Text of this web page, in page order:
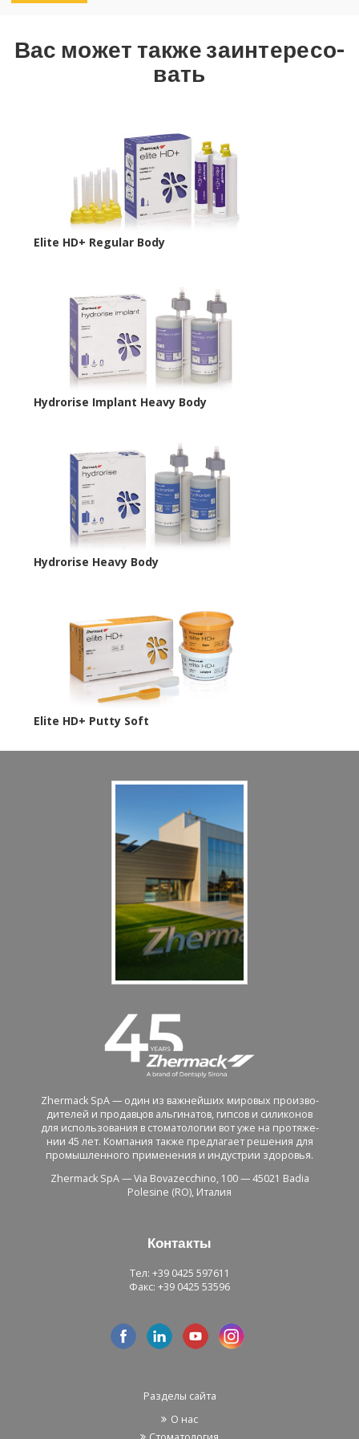
Вас может также за­ин­те­ре­со­
вать
Elite HD+ Regular Body
Hydrorise Implant Heavy Body
Hydrorise Heavy Body
Elite HD+ Putty Soft
Zhermack SpA — один из важ­ней­ших ми­ро­вых про­из­во­
ди­те­лей и про­дав­цов аль­ги­на­тов, гип­сов и си­ли­ко­нов
для ис­поль­зо­ва­ния в сто­ма­то­ло­гии вот уже на про­тя­же­
нии 45 лет. Ком­па­ния также пред­ла­га­ет ре­ше­ния для
про­мыш­лен­но­го при­ме­не­ния и ин­ду­стрии здо­ро­вья.
Zhermack SpA — Via Bovazecchino, 100 — 45021 Badia
Polesine (RO), Ита­лия
Кон­так­ты
Тел: +39 0425 597611
Факс: +39 0425 53596
Раз­де­лы сайта
О нас